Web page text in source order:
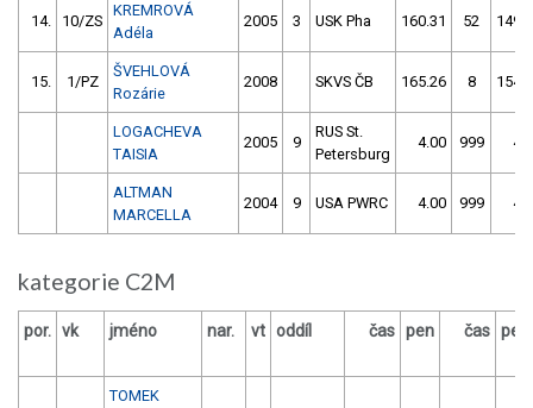
14. 10/ZS
KREMROVÁ
Adéla
2005 3 USK Pha 160.31 52
15. 1/PZ
ŠVEHLOVÁ
Rozárie
2008 SKVS ČB 165.26 8
LOGACHEVA
TAISIA
2005 9
RUS St.
Petersburg
4.00 999
ALTMAN
MARCELLA
2004 9 USA PWRC 4.00 999
kategorie C2M
por. vk jméno nar. vt oddíl čas pen čas pen
TOMEK